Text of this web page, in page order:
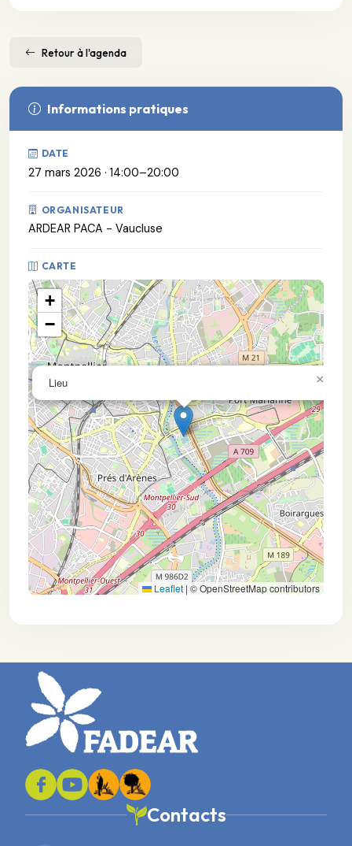
Retour à l'agenda
Informations pratiques
DATE
27 mars 2026 · 14:00–20:00
ORGANISATEUR
ARDEAR PACA - Vaucluse
CARTE
Lieu ×
+
−
Leaflet|© OpenStreetMap contributors
Contacts